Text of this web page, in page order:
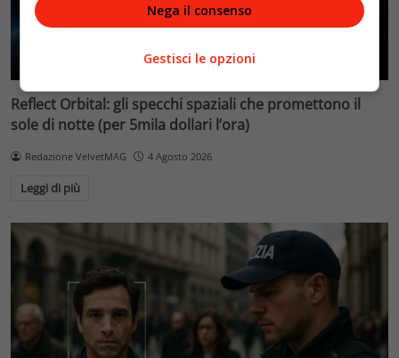
Reflect Orbital: gli specchi spaziali che promettono il
sole di notte (per 5mila dollari l’ora)
Redazione VelvetMAG 4 Agosto 2026
Leggi di più
Nega il consenso
Gestisci le opzioni